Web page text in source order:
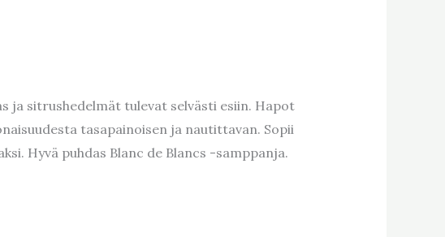
ja sitrushedelmät tulevat selvästi esiin. Hapot
tasapainoisen ja nautittavan. Sopii
Hyvä puhdas Blanc de Blancs -samppanja.